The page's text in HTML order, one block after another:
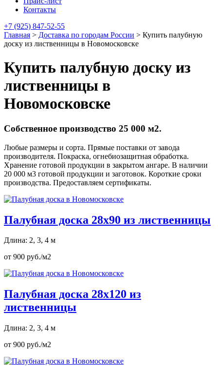
Контакты
+7 (925) 847-52-55
Главная > Доставка по городам России > Купить палубную
доску из лиственницы в Новомосковске
Купить палубную доску из
лиственницы в
Новомосковске
Собственное производство 25 000 м2.
Любые размеры и сорта. Прямые поставки от завода
производителя. Покраска, огнебиозащитная обработка.
Хранение готовой продукции в закрытом ангаре. В наличии
20 000 м3 готовой продукции и заготовок. Короткие сроки
производства. Предоставляем сертификаты.
Палубная доска 28х90 из лиственницы
Длина: 2, 3, 4 м
от 900 руб./м2
Палубная доска 28х120 из
лиственницы
Длина: 2, 3, 4 м
от 900 руб./м2